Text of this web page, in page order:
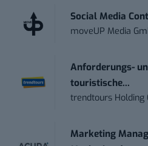
Social Media
moveUP Media
Anforderungs-
touristische...
trendtours Holding
Marketing